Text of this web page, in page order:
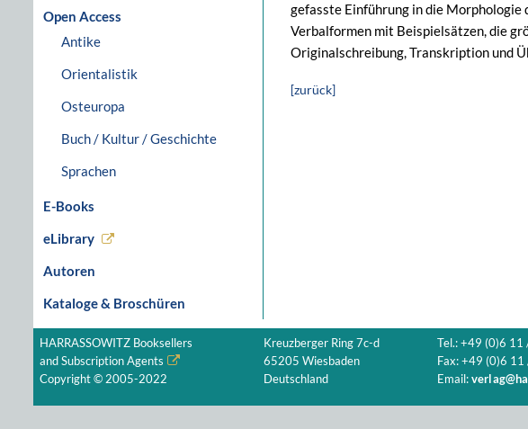
Open Access
Antike
Orientalistik
Osteuropa
Buch / Kultur / Geschichte
Sprachen
E-Books
eLibrary
Autoren
Kataloge & Broschüren
gefasste Einführung in die Morphologie
Verbalformen mit Beispielsätzen, die
Originalschreibung, Transkription und
[zurück]
HARRASSOWITZ Booksellers
and Subscription Agents
Copyright © 2005-2022
Kreuzberger Ring 7c-d
65205 Wiesbaden
Deutschland
Tel.: +49 (0)6 11
Fax: +49 (0)6
Email: